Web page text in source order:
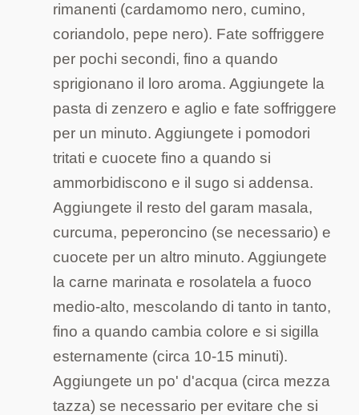
rimanenti (cardamomo nero, cumino,
coriandolo, pepe nero). Fate soffriggere
per pochi secondi, fino a quando
sprigionano il loro aroma. Aggiungete la
pasta di zenzero e aglio e fate soffriggere
per un minuto. Aggiungete i pomodori
tritati e cuocete fino a quando si
ammorbidiscono e il sugo si addensa.
Aggiungete il resto del garam masala,
curcuma, peperoncino (se necessario) e
cuocete per un altro minuto. Aggiungete
la carne marinata e rosolatela a fuoco
medio-alto, mescolando di tanto in tanto,
fino a quando cambia colore e si sigilla
esternamente (circa 10-15 minuti).
Aggiungete un po' d'acqua (circa mezza
tazza) se necessario per evitare che si